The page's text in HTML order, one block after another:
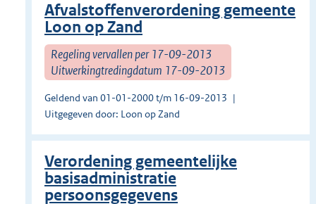
Afvalstoffenverordening gemeente
Loon op Zand
Regeling vervallen per 17-09-2013
Uitwerkingtredingdatum 17-09-2013
Geldend van 01-01-2000 t/m 16-09-2013
Uitgegeven door: Loon op Zand
Verordening gemeentelijke
basisadministratie
persoonsgegevens